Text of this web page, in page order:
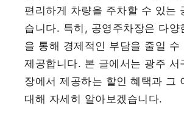
편리하게 차량을 주차할 수 있는
습니다. 특히, 공영주차장은 다양
을 통해 경제적인 부담을 줄일 수
제공합니다. 본 글에서는 광주 서
장에서 제공하는 할인 혜택과 그
대해 자세히 알아보겠습니다.